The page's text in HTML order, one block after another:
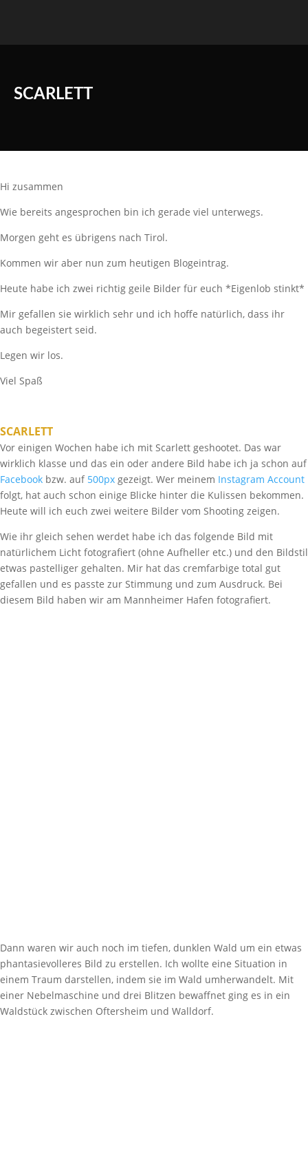
SCARLETT
Hi zusammen
Wie bereits angesprochen bin ich gerade viel unterwegs.
Morgen geht es übrigens nach Tirol.
Kommen wir aber nun zum heutigen Blogeintrag.
Heute habe ich zwei richtig geile Bilder für euch *Eigenlob stinkt*
Mir gefallen sie wirklich sehr und ich hoffe natürlich, dass ihr
auch begeistert seid.
Legen wir los.
Viel Spaß
SCARLETT
Vor einigen Wochen habe ich mit Scarlett geshootet. Das war
wirklich klasse und das ein oder andere Bild habe ich ja schon auf
Facebook bzw. auf 500px gezeigt. Wer meinem Instagram Account
folgt, hat auch schon einige Blicke hinter die Kulissen bekommen.
Heute will ich euch zwei weitere Bilder vom Shooting zeigen.
Wie ihr gleich sehen werdet habe ich das folgende Bild mit
natürlichem Licht fotografiert (ohne Aufheller etc.) und den Bildstil
etwas pastelliger gehalten. Mir hat das cremfarbige total gut
gefallen und es passte zur Stimmung und zum Ausdruck. Bei
diesem Bild haben wir am Mannheimer Hafen fotografiert.
Dann waren wir auch noch im tiefen, dunklen Wald um ein etwas
phantasievolleres Bild zu erstellen. Ich wollte eine Situation in
einem Traum darstellen, indem sie im Wald umherwandelt. Mit
einer Nebelmaschine und drei Blitzen bewaffnet ging es in ein
Waldstück zwischen Oftersheim und Walldorf.